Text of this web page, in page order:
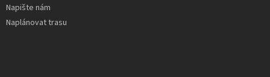
Napište nám
Naplánovat trasu